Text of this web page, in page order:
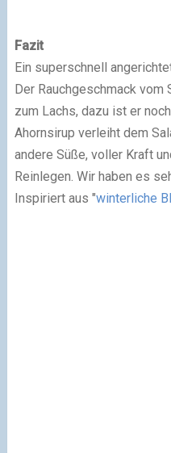
Fazit
Ein superschnell
Der Rauchgeschmack vom
zum Lachs, dazu ist er
Ahornsirup verleiht dem
andere Süße, voller Kraft
Reinlegen. Wir haben es
Inspiriert aus "winterliche